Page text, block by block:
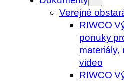
Verejné
RIWCO
ponuky
materiály,
video
RIWCO